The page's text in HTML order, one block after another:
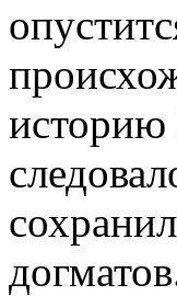
историю